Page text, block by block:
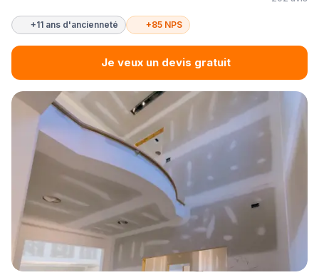
+11 ans d'ancienneté +85 NPS
Je veux un devis gratuit